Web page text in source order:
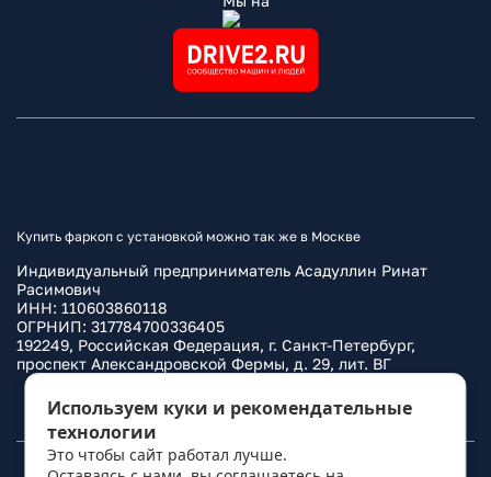
Купить фаркоп с установкой можно так же в Москве
Индивидуальный предприниматель Асадуллин Ринат
Расимович
ИНН: 110603860118
ОГРНИП: 317784700336405
192249, Российская Федерация, г. Санкт-Петербург,
проспект Александровской Фермы, д. 29, лит. ВГ
Политика конфиденциальности
Используем куки и рекомендательные
технологии
Это чтобы сайт работал лучше.